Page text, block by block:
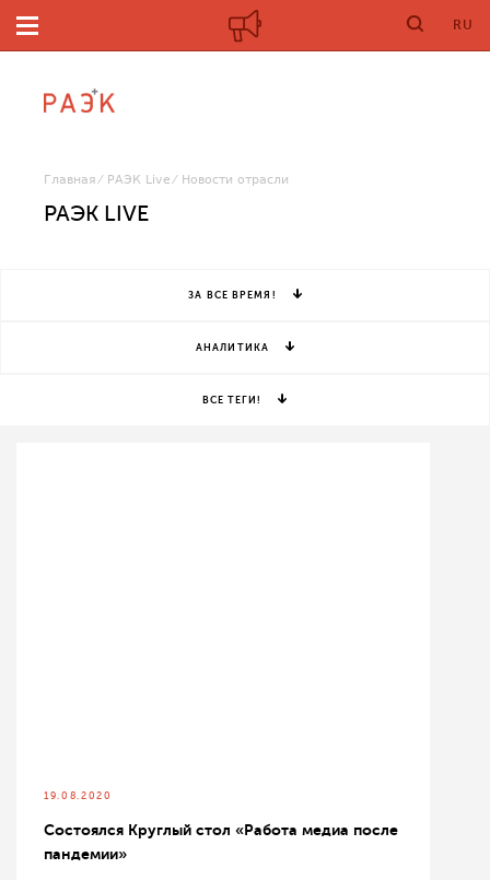
RU
Главная РАЭК Live Новости отрасли
РАЭК LIVE
ЗА ВСЕ ВРЕМЯ!
АНАЛИТИКА
ВСЕ ТЕГИ!
19.08.2020
Состоялся Круглый стол «Работа медиа после
пандемии»